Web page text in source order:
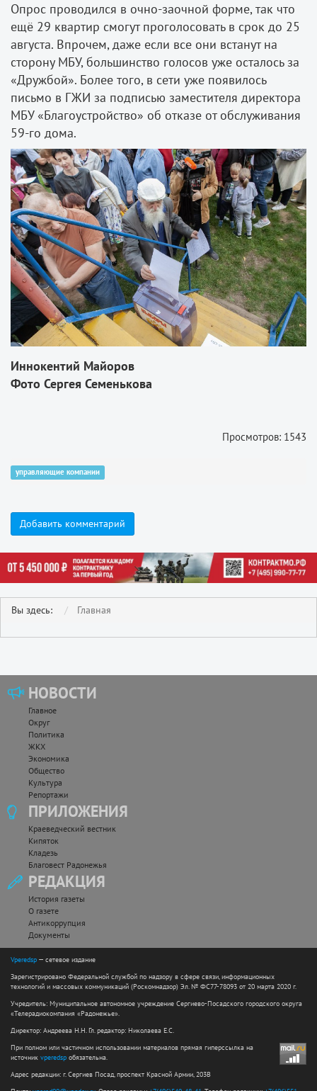
Опрос проводился в очно-заочной форме, так что
ещё 29 квартир смогут проголосовать в срок до 25
августа. Впрочем, даже если все они встанут на
сторону МБУ, большинство голосов уже осталось за
«Дружбой». Более того, в сети уже появилось
письмо в ГЖИ за подписью заместителя директора
МБУ «Благоустройство» об отказе от обслуживания
59-го дома.
Иннокентий Майоров
Фото Сергея Семенькова
Просмотров: 1543
управляющие компании
Добавить комментарий
Вы здесь: Главная
НОВОСТИ
Главное
Округ
Политика
ЖКХ
Экономика
Общество
Культура
Репортажи
ПРИЛОЖЕНИЯ
Краеведческий вестник
Кипяток
Кладезь
Благовест Радонежья
РЕДАКЦИЯ
История газеты
О газете
Антикоррупция
Документы
Vperedsp — сетевое издание
Зарегистрировано Федеральной службой по надзору в сфере связи, информационных
технологий и массовых коммуникаций (Роскомнадзор) Эл. № ФС77-78093 от 20 марта 2020 г.
Учредитель: Муниципальное автономное учреждение Сергиево-Посадского городского округа
«Телерадиокомпания «Радонежье».
Директор: Андреева Н.Н. Гл. редактор: Николаева Е.С.
При полном или частичном использовании материалов прямая гиперссылка на
источник vperedsp обязательна.
Адрес редакции: г. Сергиев Посад, проспект Красной Армии, 203В